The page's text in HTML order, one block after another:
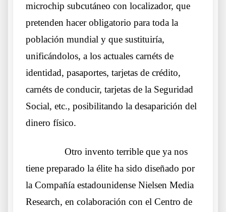
microchip subcutáneo con localizador, que
pretenden hacer obligatorio para toda la
población mundial y que sustituiría,
unificándolos, a los actuales carnéts de
identidad, pasaportes, tarjetas de crédito,
carnéts de conducir, tarjetas de la Seguridad
Social, etc., posibilitando la desaparición del
dinero físico.
Otro invento terrible que ya nos
tiene preparado la élite ha sido diseñado por
la Compañía estadounidense Nielsen Media
Research, en colaboración con el Centro de